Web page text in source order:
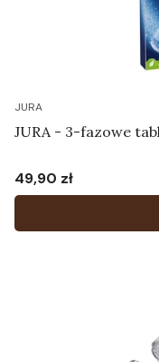
JURA
JURA - 3-fazowe
Cena
49,90 zł